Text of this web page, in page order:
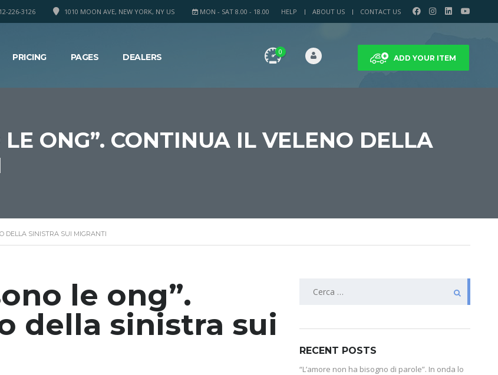
HELP ABOUT US CONTACT US
MON - SAT 8.00 - 18.00
1010 MOON AVE, NEW YORK, NY US
226-3126
ADD YOUR ITEM
0
PRICING PAGES DEALERS
LE ONG”. CONTINUA IL VELENO DELLA
DELLA SINISTRA SUI MIGRANTI
le ong”.
della sinistra sui
RECENT POSTS
“L’amore non ha bisogno di parole”. In onda lo